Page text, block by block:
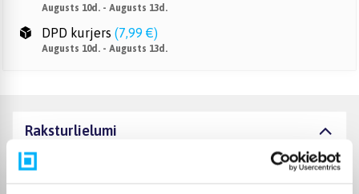
Augusts 10d. - Augusts 13d.
DPD kurjers (7,99 €)
Augusts 10d. - Augusts 13d.
Raksturlielumi
Ražotājs